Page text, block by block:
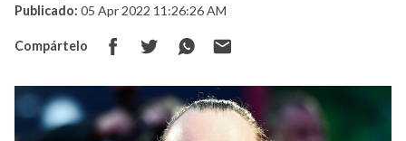
Publicado: 05 Apr 2022 11:26:26 AM
Compártelo